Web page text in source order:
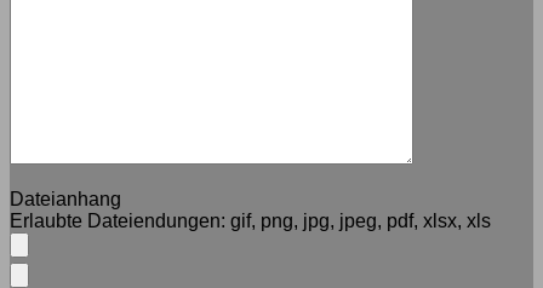
Dateianhang
Erlaubte Dateiendungen: gif, png, jpg, jpeg, pdf, xlsx, xls